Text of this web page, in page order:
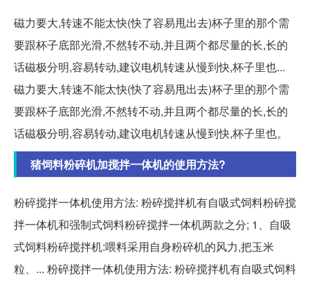
磁力要大,转速不能太快(快了容易甩出去)杯子里的那个需
要跟杯子底部光滑,不然转不动,并且两个都尽量的长,长的
话磁极分明,容易转动,建议电机转速从慢到快,杯子里也...
磁力要大,转速不能太快(快了容易甩出去)杯子里的那个需
要跟杯子底部光滑,不然转不动,并且两个都尽量的长,长的
话磁极分明,容易转动,建议电机转速从慢到快,杯子里也。
猪饲料粉碎机加搅拌一体机的使用方法?
粉碎搅拌一体机使用方法: 粉碎搅拌机有自吸式饲料粉碎搅
拌一体机和强制式饲料粉碎搅拌一体机两款之分; 1、自吸
式饲料粉碎搅拌机:喂料采用自身粉碎机的风力,把玉米
粒、... 粉碎搅拌一体机使用方法: 粉碎搅拌机有自吸式饲料